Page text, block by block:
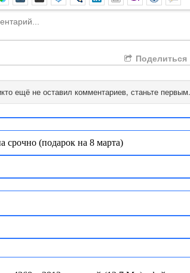
Поделиться
ещё не оставил комментариев, станьте первым.
срочно (подарок на 8 марта)